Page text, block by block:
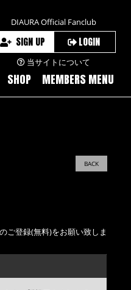
DIAURA Official Fanclub
SIGN UP LOGIN
当サイトについて
SHOP MEMBERS MENU
BACK
ご登録(無料)をお願い致しま